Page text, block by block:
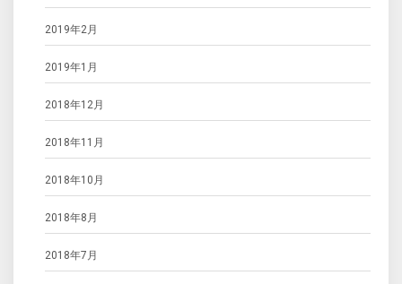
2019年2月
2019年1月
2018年12月
2018年11月
2018年10月
2018年8月
2018年7月